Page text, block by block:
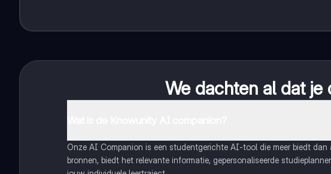
We dachten al dat je
Onze AI Companion is een studentgerichte AI-tool die meer biedt
bronnen, biedt het relevante informatie, gepersonaliseerde